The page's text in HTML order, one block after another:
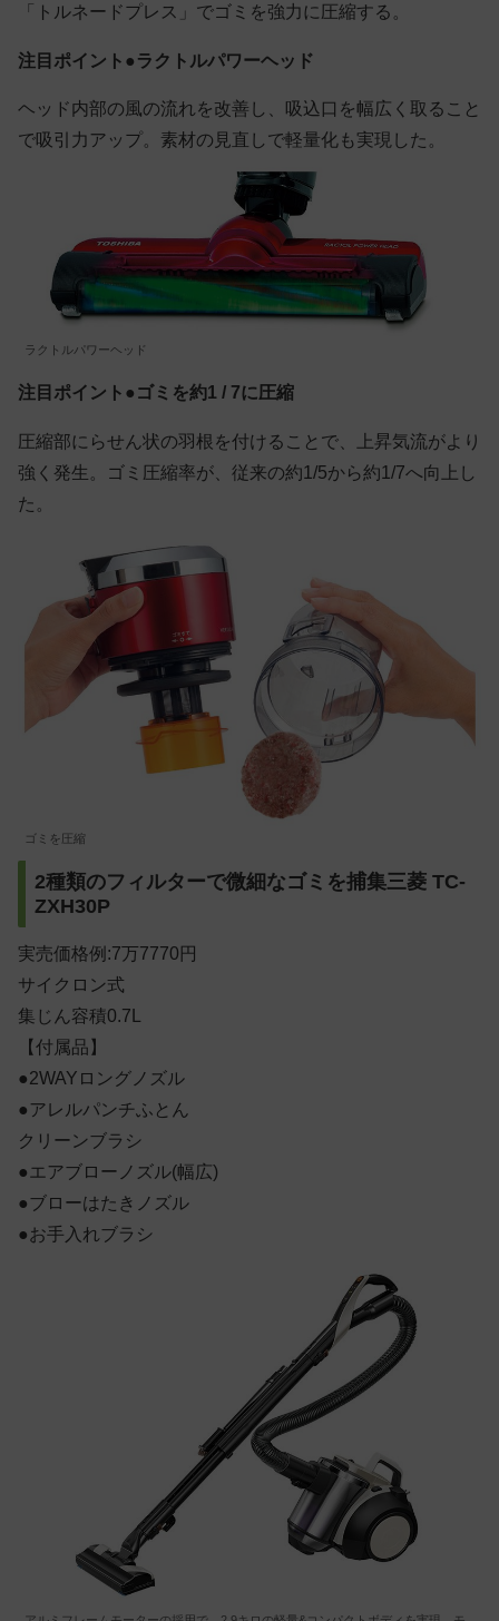
「トルネードプレス」でゴミを強力に圧縮する。
注目ポイント●ラクトルパワーヘッド
ヘッド内部の風の流れを改善し、吸込口を幅広く取ること
で吸引力アップ。素材の見直しで軽量化も実現した。
ラクトルパワーヘッド
注目ポイント●ゴミを約1 / 7に圧縮
圧縮部にらせん状の羽根を付けることで、上昇気流がより
強く発生。ゴミ圧縮率が、従来の約1/5から約1/7へ向上し
た。
ゴミを圧縮
2種類のフィルターで微細なゴミを捕集三菱 TC-
ZXH30P
実売価格例:7万7770円
サイクロン式
集じん容積0.7L
【付属品】
●2WAYロングノズル
●アレルパンチふとん
クリーンブラシ
●エアブローノズル(幅広)
●ブローはたきノズル
●お手入れブラシ